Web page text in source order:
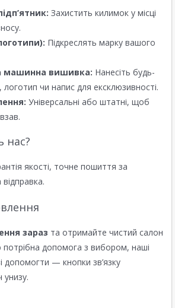
Захистить килимок у місці
Підкреслять марку вашого
машинна вишивка: Нанесіть будь-
чи напис для ексклюзивності.
Універсальні або штатні, щоб
нас?
якості, точне пошиття за
зараз та отримайте чистий салон
потрібна допомога з вибором, наші
допомогти — кнопки зв’язку
унизу.